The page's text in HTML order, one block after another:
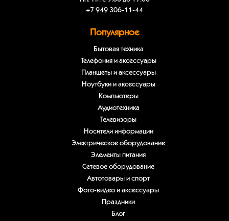
+7 949 306-11-44
Популярное
Бытовая техника
Телефония и аксессуары
Планшеты и аксессуары
Ноутбуки и аксессуары
Компьютеры
Аудиотехника
Телевизоры
Носители информации
Электрическое оборудование
Элементы питания
Сетевое оборудование
Автотовары и спорт
Фото-видео и аксессуары
Праздники
Блог